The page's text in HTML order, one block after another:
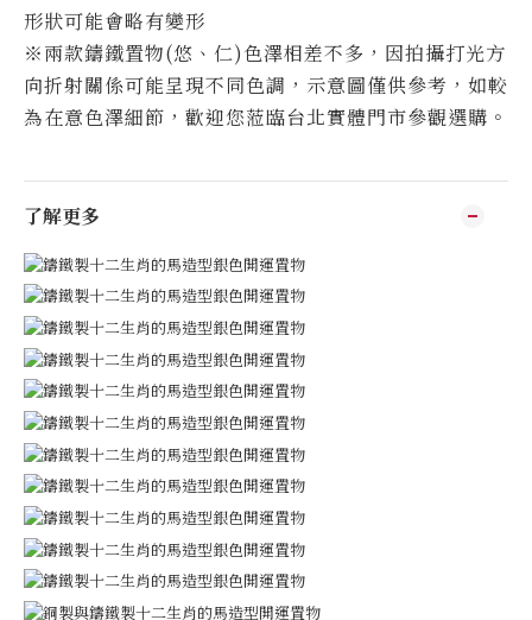
形狀可能會略有變形
※兩款鑄鐵置物(悠、仁)色澤相差不多，因拍攝打光方
向折射關係可能呈現不同色調，示意圖僅供參考，如較
為在意色澤細節，歡迎您蒞臨台北實體門市參觀選購。
了解更多